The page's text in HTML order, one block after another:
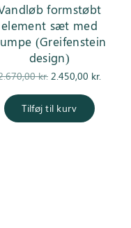
formstøbt
element sæt med
(Greifenstein
design)
kr.
Den
pris var:
2.670,00 kr..
2.450,00 kr.
Tilføj til kurv